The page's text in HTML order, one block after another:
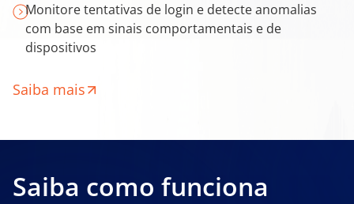
Monitore tentativas de login e detecte anomalias
com base em sinais comportamentais e de
dispositivos
Saiba mais
Saiba como funciona